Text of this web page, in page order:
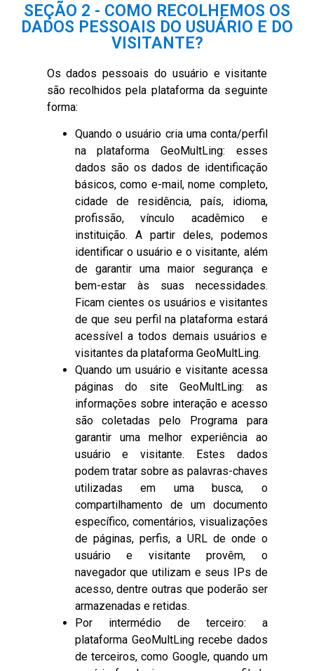
SEÇÃO 2 - COMO RECOLHEMOS OS
DADOS PESSOAIS DO USUÁRIO E DO
VISITANTE?
Os dados pessoais do usuário e visitante
são recolhidos pela plataforma da seguinte
forma:
Quando o usuário cria uma conta/perfil
na plataforma GeoMultLing: esses
dados são os dados de identificação
básicos, como e-mail, nome completo,
cidade de residência, país, idioma,
profissão, vínculo acadêmico e
instituição. A partir deles, podemos
identificar o usuário e o visitante, além
de garantir uma maior segurança e
bem-estar às suas necessidades.
Ficam cientes os usuários e visitantes
de que seu perfil na plataforma estará
acessível a todos demais usuários e
visitantes da plataforma GeoMultLing.
Quando um usuário e visitante acessa
páginas do site GeoMultLing: as
informações sobre interação e acesso
são coletadas pelo Programa para
garantir uma melhor experiência ao
usuário e visitante. Estes dados
podem tratar sobre as palavras-chaves
utilizadas em uma busca, o
compartilhamento de um documento
específico, comentários, visualizações
de páginas, perfis, a URL de onde o
usuário e visitante provêm, o
navegador que utilizam e seus IPs de
acesso, dentre outras que poderão ser
armazenadas e retidas.
Por intermédio de terceiro: a
plataforma GeoMultLing recebe dados
de terceiros, como Google, quando um